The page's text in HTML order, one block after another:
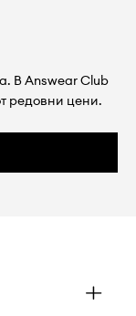
В Answear Club
редовни цени.